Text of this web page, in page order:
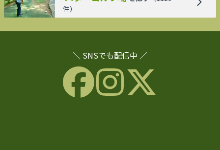
件）
＼ SNSでも配信中 ／